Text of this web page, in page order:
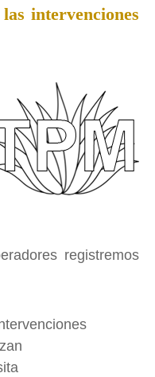
intervenciones
registremos